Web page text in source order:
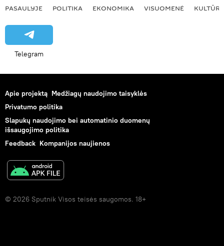
PASAULYJE POLITIKA EKONOMIKA VISUOMENĖ KULTŪRA
Telegram
Apie projektą Medžiagų naudojimo taisyklės
Privatumo politika
Slapukų naudojimo bei automatinio duomenų
išsaugojimo politika
Feedback Kompanijos naujienos
© 2026 Sputnik Visos teisės saugomos. 18+